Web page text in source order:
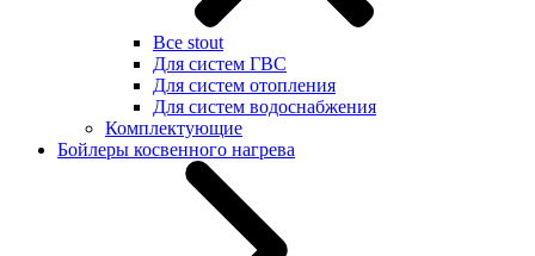
Все stout
Для систем ГВС
Для систем отопления
Для систем водоснабжения
Комплектующие
Бойлеры косвенного нагрева